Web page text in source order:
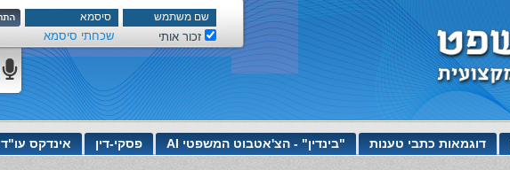
זכור אותי שכחתי סיסמא
דוגמאות כתבי טענות "בינדין" - הצ'אטבוט המשפטי AI פסקי-דין אינדקס עו"ד